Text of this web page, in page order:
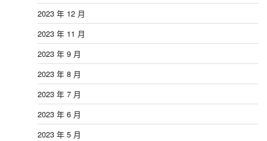
2023 年 12 月
2023 年 11 月
2023 年 9 月
2023 年 8 月
2023 年 7 月
2023 年 6 月
2023 年 5 月